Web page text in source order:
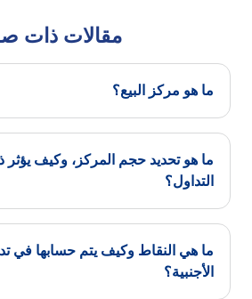
مقالات ذات
ما هو مركز البيع؟
ما هو تحديد حجم المركز، وكيف
التداول؟
ما هي النقاط وكيف يتم حسابها في
الأجنبية؟